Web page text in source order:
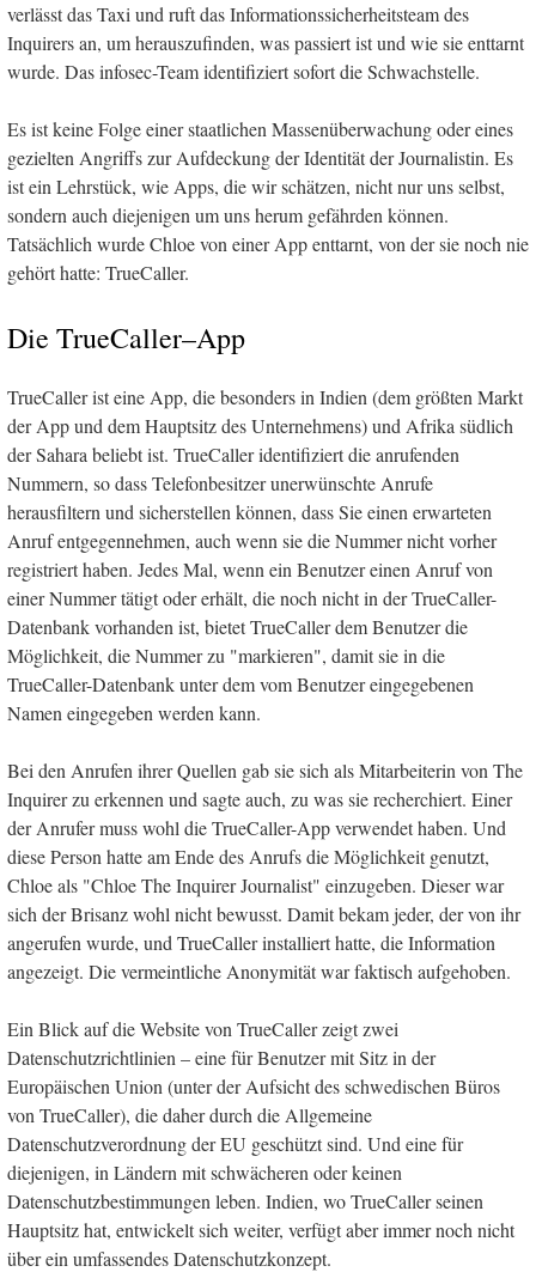
verlässt das Taxi und ruft das Informationssicherheitsteam des
Inquirers an, um herauszufinden, was passiert ist und wie sie enttarnt
wurde. Das infosec-Team identifiziert sofort die Schwachstelle.
Es ist keine Folge einer staatlichen Massenüberwachung oder eines
gezielten Angriffs zur Aufdeckung der Identität der Journalistin. Es
ist ein Lehrstück, wie Apps, die wir schätzen, nicht nur uns selbst,
sondern auch diejenigen um uns herum gefährden können.
Tatsächlich wurde Chloe von einer App enttarnt, von der sie noch nie
gehört hatte: TrueCaller.
Die TrueCaller–App
TrueCaller ist eine App, die besonders in Indien (dem größten Markt
der App und dem Hauptsitz des Unternehmens) und Afrika südlich
der Sahara beliebt ist. TrueCaller identifiziert die anrufenden
Nummern, so dass Telefonbesitzer unerwünschte Anrufe
herausfiltern und sicherstellen können, dass Sie einen erwarteten
Anruf entgegennehmen, auch wenn sie die Nummer nicht vorher
registriert haben. Jedes Mal, wenn ein Benutzer einen Anruf von
einer Nummer tätigt oder erhält, die noch nicht in der TrueCaller-
Datenbank vorhanden ist, bietet TrueCaller dem Benutzer die
Möglichkeit, die Nummer zu "markieren", damit sie in die
TrueCaller-Datenbank unter dem vom Benutzer eingegebenen
Namen eingegeben werden kann.
Bei den Anrufen ihrer Quellen gab sie sich als Mitarbeiterin von The
Inquirer zu erkennen und sagte auch, zu was sie recherchiert. Einer
der Anrufer muss wohl die TrueCaller-App verwendet haben. Und
diese Person hatte am Ende des Anrufs die Möglichkeit genutzt,
Chloe als "Chloe The Inquirer Journalist" einzugeben. Dieser war
sich der Brisanz wohl nicht bewusst. Damit bekam jeder, der von ihr
angerufen wurde, und TrueCaller installiert hatte, die Information
angezeigt. Die vermeintliche Anonymität war faktisch aufgehoben.
Ein Blick auf die Website von TrueCaller zeigt zwei
Datenschutzrichtlinien – eine für Benutzer mit Sitz in der
Europäischen Union (unter der Aufsicht des schwedischen Büros
von TrueCaller), die daher durch die Allgemeine
Datenschutzverordnung der EU geschützt sind. Und eine für
diejenigen, in Ländern mit schwächeren oder keinen
Datenschutzbestimmungen leben. Indien, wo TrueCaller seinen
Hauptsitz hat, entwickelt sich weiter, verfügt aber immer noch nicht
über ein umfassendes Datenschutzkonzept.